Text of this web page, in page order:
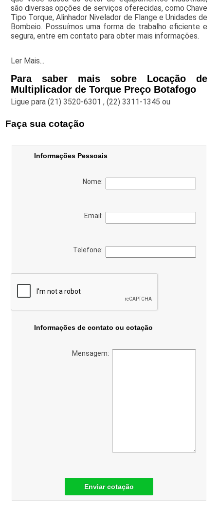
são diversas opções de serviços oferecidas, como Chave
Tipo Torque, Alinhador Nivelador de Flange e Unidades de
Bombeio. Possuímos uma forma de trabalho eficiente e
segura, entre em contato para obter mais informações.
Ler Mais...
Para saber mais sobre Locação de
Multiplicador de Torque Preço Botafogo
Ligue para(21) 3520-6301 ,(22) 3311-1345 ou
Faça sua cotação
Informações Pessoais
Nome:
Email:
Telefone:
Informações de contato ou cotação
Mensagem:
Enviar cotação